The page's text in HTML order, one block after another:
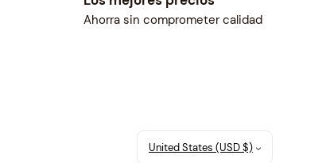
Ahorra sin comprometer calidad
United States (USD $)